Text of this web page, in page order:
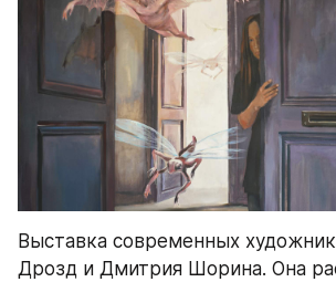
Выставка современных
Дрозд и Дмитрия Шорина. Она